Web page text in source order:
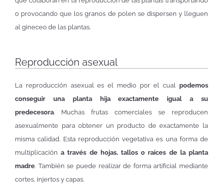
o provocando que los granos de polen se dispersen y lleguen
al gineceo de las plantas.
Reproducción asexual
La reproducción asexual es el medio por el cual podemos
conseguir una planta hija exactamente igual a su
predecesora. Muchas frutas comerciales se reproducen
asexualmente para obtener un producto de exactamente la
misma calidad. Esta reproducción vegetativa es una forma de
multiplicacióna través de hojas, tallos o raíces de la planta
madre. También se puede realizar de forma artificial mediante
cortes, injertos y capas.